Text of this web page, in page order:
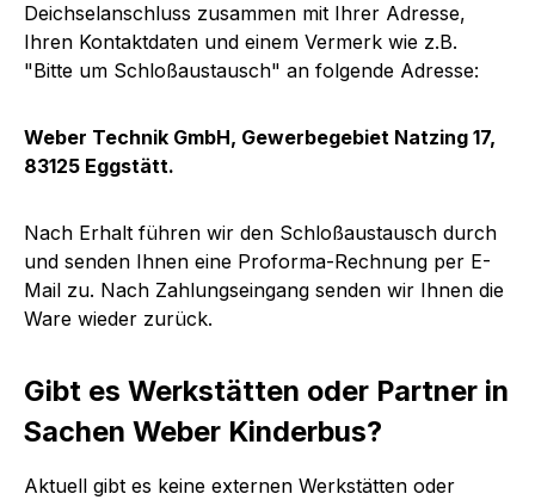
Deichselanschluss zusammen mit Ihrer Adresse,
Ihren Kontaktdaten und einem Vermerk wie z.B.
"Bitte um Schloßaustausch" an folgende Adresse:
Weber Technik GmbH, Gewerbegebiet Natzing 17,
83125 Eggstätt.
Nach Erhalt führen wir den Schloßaustausch durch
und senden Ihnen eine Proforma-Rechnung per E-
Mail zu. Nach Zahlungseingang senden wir Ihnen die
Ware wieder zurück.
Gibt es Werkstätten oder Partner in
Sachen Weber Kinderbus?
Aktuell gibt es keine externen Werkstätten oder